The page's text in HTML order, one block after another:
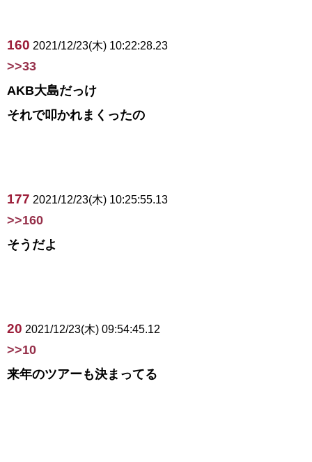
160 2021/12/23(木) 10:22:28.23
>>33
AKB大島だっけ
それで叩かれまくったの
177 2021/12/23(木) 10:25:55.13
>>160
そうだよ
20 2021/12/23(木) 09:54:45.12
>>10
来年のツアーも決まってる